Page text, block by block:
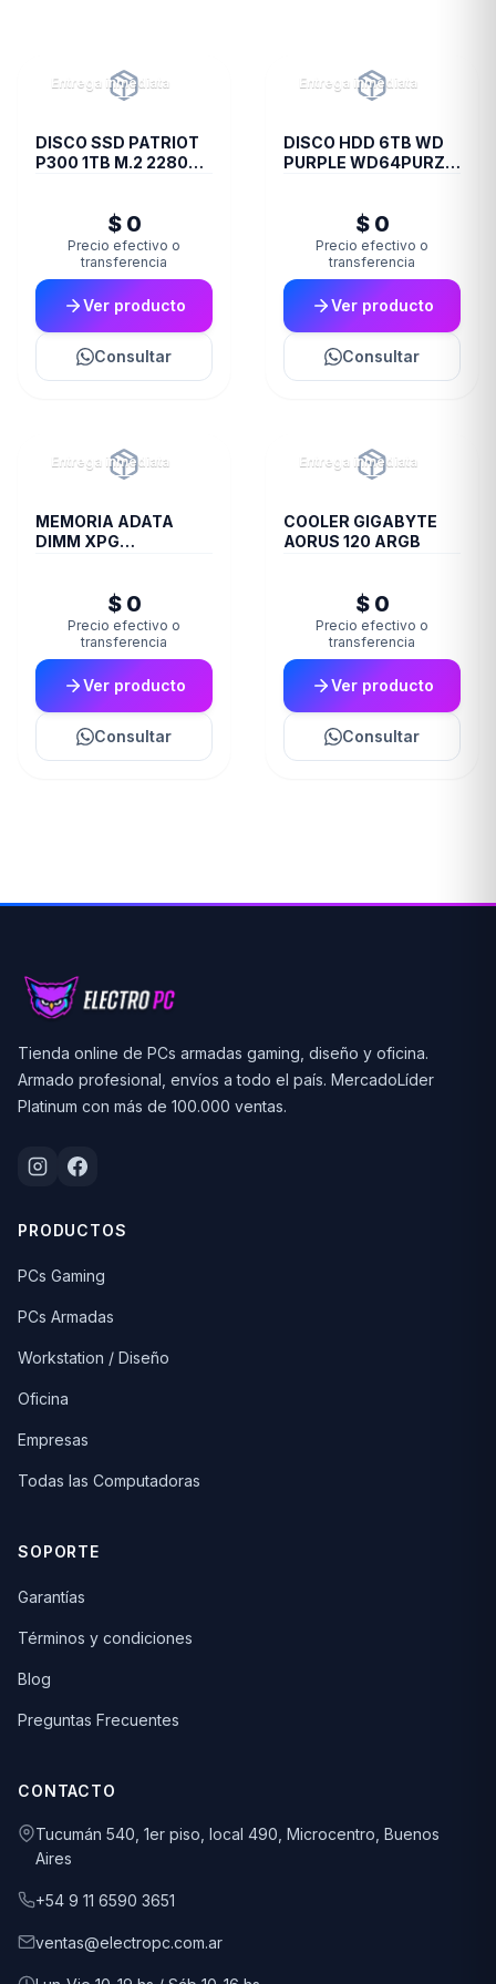
Entrega inmediata
DISCO SSD PATRIOT
P300 1TB M.2 2280
$ 0
Precio efectivo o
transferencia
Ver producto
Consultar
Entrega inmediata
DISCO HDD 6TB WD
PURPLE WD64PURZ
$ 0
Precio efectivo o
transferencia
Ver producto
Consultar
Entrega inmediata
MEMORIA ADATA
DIMM XPG
$ 0
Precio efectivo o
transferencia
Ver producto
Consultar
Entrega inmediata
COOLER GIGABYTE
AORUS 120 ARGB
$ 0
Precio efectivo o
transferencia
Ver producto
Consultar
Tienda online de PCs armadas gaming, diseño y oficina.
Armado profesional, envíos a todo el país. MercadoLíder
Platinum con más de 100.000 ventas.
PRODUCTOS
PCs Gaming
PCs Armadas
Workstation / Diseño
Oficina
Empresas
Todas las Computadoras
SOPORTE
Garantías
Términos y condiciones
Blog
Preguntas Frecuentes
CONTACTO
Tucumán 540, 1er piso, local 490, Microcentro, Buenos
Aires
+54 9 11 6590 3651
ventas@electropc.com.ar